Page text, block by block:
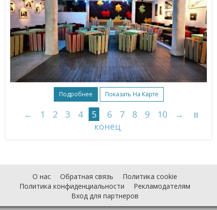
Подробнее Показать На Карте
← 1 2 3 4 5 6 7 8 9 10 →
в
конец
О нас Обратная связь
Политика cookie
Политика конфиденциальности
Рекламодателям
Вход для партнеров